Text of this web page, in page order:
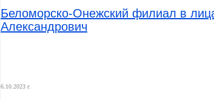
Беломорско-Онежский филиал в
Александрович
6.10.2023 г.